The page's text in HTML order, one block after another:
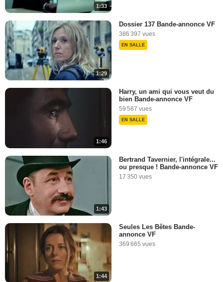
1:33
1:29
Dossier 137 Bande-annonce VF
386 397 vues
EN SALLE
1:46
Harry, un ami qui vous veut du
bien Bande-annonce VF
59 567 vues
EN SALLE
1:43
Bertrand Tavernier, l'intégrale...
ou presque ! Bande-annonce VF
17 350 vues
1:44
Seules Les Bêtes Bande-
annonce VF
369 665 vues